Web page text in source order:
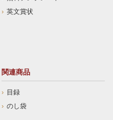
英文賞状
関連商品
目録
のし袋